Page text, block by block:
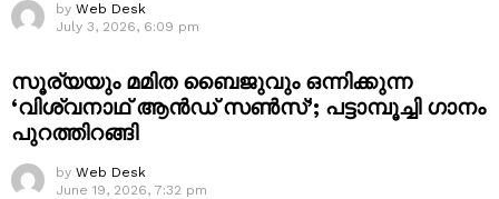
by Web Desk
July 3, 2026, 6:09 pm
സൂര്യയും മമിത ബൈജുവും ഒന്നിക്കുന്ന
‘വിശ്വനാഥ് ആൻഡ് സൺസ്’; പട്ടാമ്പൂച്ചി ഗാനം
പുറത്തിറങ്ങി
by Web Desk
June 19, 2026, 7:32 pm